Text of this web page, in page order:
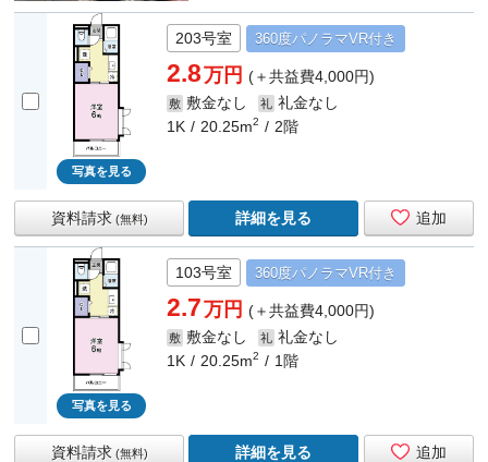
写真を見る
203号室 360度パノラマVR付き
2.8万円(＋共益費4,000円)
敷 敷金なし 礼 礼金なし
1K
20.25m2 2階
追加
資料請求 (無料) 詳細を見る
写真を見る
103号室 360度パノラマVR付き
2.7万円(＋共益費4,000円)
敷 敷金なし 礼 礼金なし
1K
20.25m2 1階
追加
資料請求 (無料) 詳細を見る